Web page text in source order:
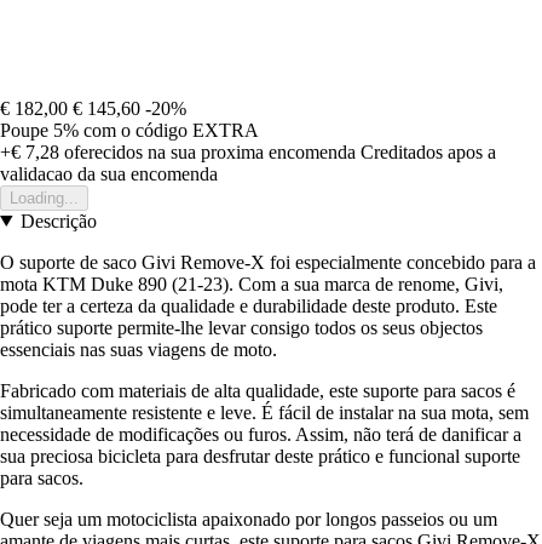
€ 182,00 € 145,60 -20%
Poupe 5% com o código EXTRA
+€ 7,28 oferecidos na sua proxima encomenda Creditados apos a
validacao da sua encomenda
Loading...
Descrição
O suporte de saco Givi Remove-X foi especialmente concebido para a
mota KTM Duke 890 (21-23). Com a sua marca de renome, Givi,
pode ter a certeza da qualidade e durabilidade deste produto. Este
prático suporte permite-lhe levar consigo todos os seus objectos
essenciais nas suas viagens de moto.
Fabricado com materiais de alta qualidade, este suporte para sacos é
simultaneamente resistente e leve. É fácil de instalar na sua mota, sem
necessidade de modificações ou furos. Assim, não terá de danificar a
sua preciosa bicicleta para desfrutar deste prático e funcional suporte
para sacos.
Quer seja um motociclista apaixonado por longos passeios ou um